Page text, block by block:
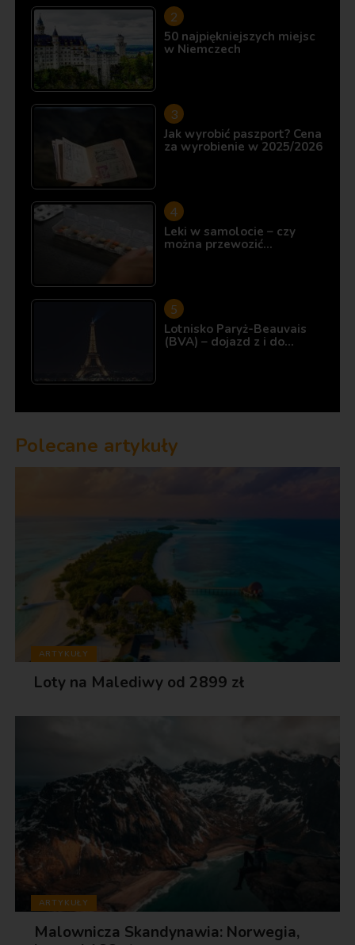
50 najpiękniejszych miejsc
w Niemczech
Jak wyrobić paszport? Cena
za wyrobienie w 2025/2026
Leki w samolocie – czy
można przewozić…
Lotnisko Paryż-Beauvais
(BVA) – dojazd z i do…
Polecane artykuły
ARTYKUŁY
Loty na Malediwy od 2899 zł
ARTYKUŁY
Malownicza Skandynawia: Norwegia,